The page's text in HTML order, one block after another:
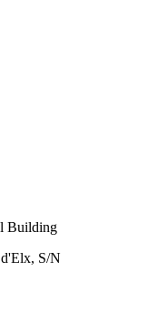
Building
S/N